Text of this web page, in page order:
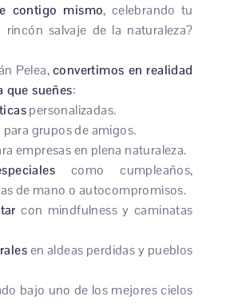
contigo mismo, celebrando tu
salvaje de la naturaleza?
Pelea,convertimos en realidad
que sueñes:
personalizadas.
para grupos de amigos.
empresas en plena naturaleza.
como cumpleaños,
de mano o autocompromisos.
con mindfulness y caminatas
en aldeas perdidas y pueblos
bajo uno de los mejores cielos